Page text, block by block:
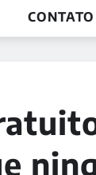
CONTATO